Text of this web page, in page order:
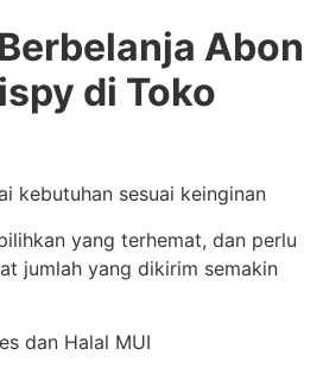
Abon
di Toko
kebutuhan sesuai keinginan
yang terhemat, dan perlu
jumlah yang dikirim semakin
dan Halal MUI